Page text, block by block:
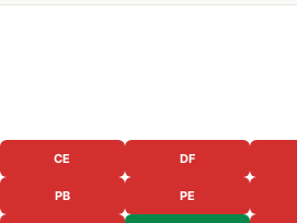
CE DF
PB PE